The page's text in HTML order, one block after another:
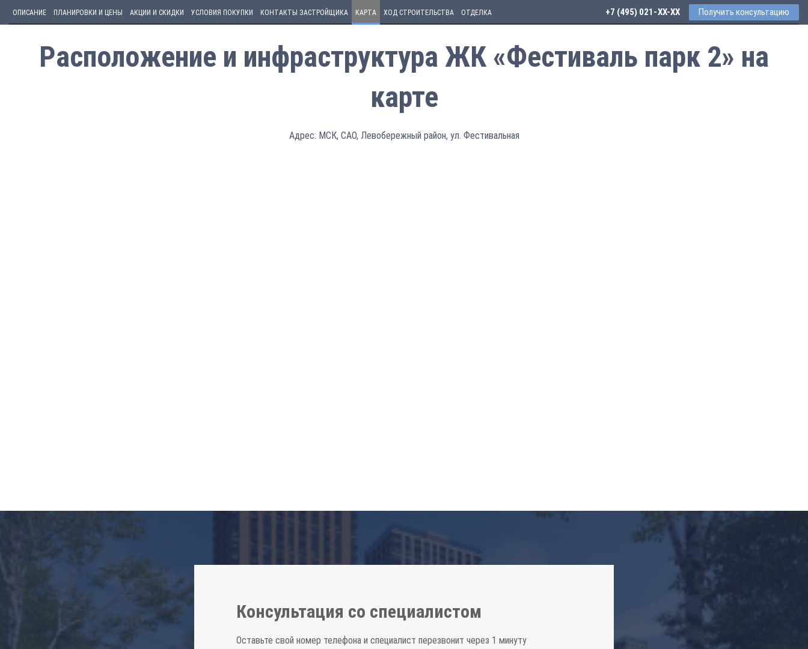
ОПИСАНИЕ ПЛАНИРОВКИ И ЦЕНЫ АКЦИИ И СКИДКИ УСЛОВИЯ ПОКУПКИ КОНТАКТЫ ЗАСТРОЙЩИКА КАРТА ХОД СТРОИТЕЛЬСТВА ОТДЕЛКА +7 (495) 021-41-76 Получить консультацию
Расположение и инфраструктура ЖК «Фестиваль парк 2» на
карте
Адрес: МСК, САО, Левобережный район, ул. Фестивальная
Консультация со специалистом
Оставьте свой номер телефона и специалист перезвонит через 1 минуту